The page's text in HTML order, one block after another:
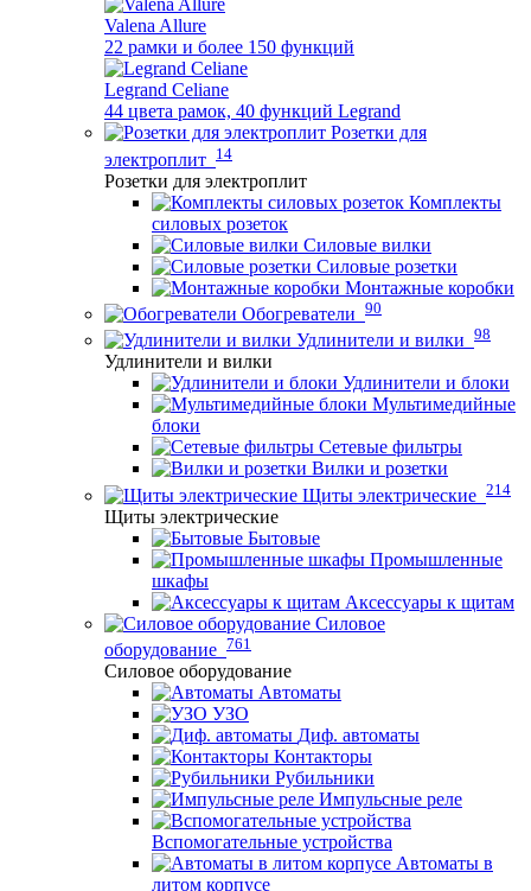
Valena Allure
22 рамки и более 150 функций
Legrand Celiane
44 цвета рамок, 40 функций Legrand
Розетки для
электроплит 14
Розетки для электроплит
Комплекты
силовых розеток
Силовые вилки
Силовые розетки
Монтажные коробки
Обогреватели 90
Удлинители и вилки 98
Удлинители и вилки
Удлинители и блоки
Мультимедийные
блоки
Сетевые фильтры
Вилки и розетки
Щиты электрические 214
Щиты электрические
Бытовые
Промышленные
шкафы
Аксессуары к щитам
Силовое
оборудование 761
Силовое оборудование
Автоматы
УЗО
Диф. автоматы
Контакторы
Рубильники
Импульсные реле
Вспомогательные устройства
Автоматы в
литом корпусе